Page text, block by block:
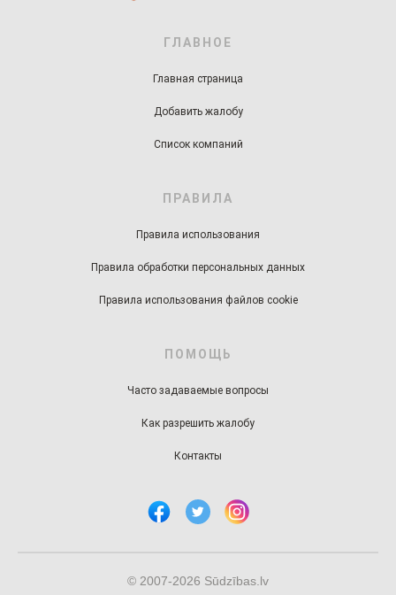
ГЛАВНОЕ
Главная страница
Добавить жалобу
Список компаний
ПРАВИЛА
Правила использования
Правила обработки персональных данных
Правила использования файлов cookie
ПОМОЩЬ
Часто задаваемые вопросы
Как разрешить жалобу
Контакты
© 2007-2026 Sūdzības.lv